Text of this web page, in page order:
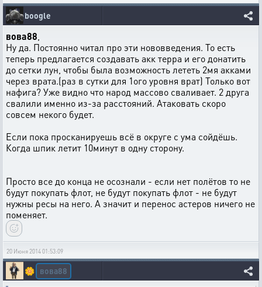
boogle
вова88
Ну да. Постоянно читал про эти нововведения. То есть
теперь предлагается создавать акк терра и его донатить
до сетки лун, чтобы была возможность лететь 2мя акками
через врата.(раз в сутки для 1ого уровня врат) Только вот
нафига? Уже видно что народ массово сваливает. 2 друга
свалили именно из-за расстояний. Атаковать скоро
совсем некого будет.
Если пока просканируешь всё в округе с ума сойдёшь.
Когда шпик летит 10минут в одну сторону.
Просто все до конца не осознали - если нет полётов то не
будут покупать флот, не будут покупать флот - не будут
нужны ресы на него. А значит и перенос астеров ничего не
поменяет.
20 Июня 2014 01:53:09
🌼 вова88